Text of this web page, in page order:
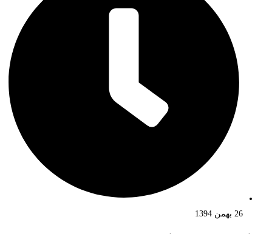
26 بهمن 1394